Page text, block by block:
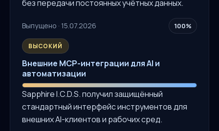
без передачи постоянных учётных данных.
Выпущено · 15.07.2026 100%
ВЫСОКИЙ
Внешние MCP-интеграции для AI и
автоматизации
Sapphire I.C.D.S. получил защищённый
стандартный интерфейс инструментов для
внешних AI-клиентов и рабочих сред.